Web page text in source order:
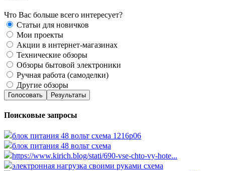
Что Вас больше всего интересует?
Статьи для новичков
Мои проекты
Акции в интернет-магазинах
Технические обзоры
Обзоры бытовой электроники
Ручная работа (самоделки)
Другие обзоры
Голосовать Результаты
Поисковые запросы
блок питания 48 вольт схема 1216p06
блок питания 48 вольт схема
https://www.kirich.blog/stati/690-vse-chto-vy-hote...
электронная нагрузка своими руками схема